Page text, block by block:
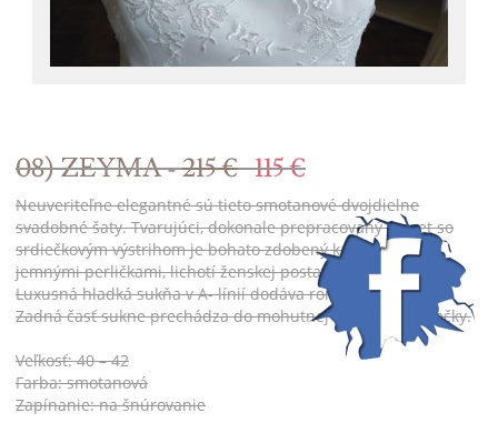
08) ZEYMA -215 € 115 €
Neuveriteľne elegantné sú tieto smotanové dvojdielne
svadobné šaty. Tvarujúci, dokonale prepracovaný korzet so
srdiečkovým výstrihom je bohato zdobený kamienkami a
jemnými perličkami, lichotí ženskej postave a zoštíhľuje pás.
Luxusná hladká sukňa v A- línií dodáva romantický vzhľad.
Zadná časť sukne prechádza do mohutnej nazberanej vlečky.
Veľkosť: 40 – 42
Farba: smotanová
Zapínanie: na šnúrovanie